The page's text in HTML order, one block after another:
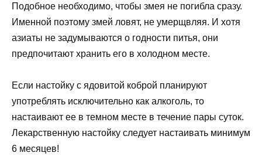
Подобное необходимо, чтобы змея не погибла сразу.
Именной поэтому змей ловят, не умерщвляя. И хотя
азиаты не задумываются о годности питья, они
предпочитают хранить его в холодном месте.
Если настойку с ядовитой коброй планируют
употреблять исключительно как алкоголь, то
настаивают ее в темном месте в течение пары суток.
Лекарственную настойку следует настаивать минимум
6 месяцев!